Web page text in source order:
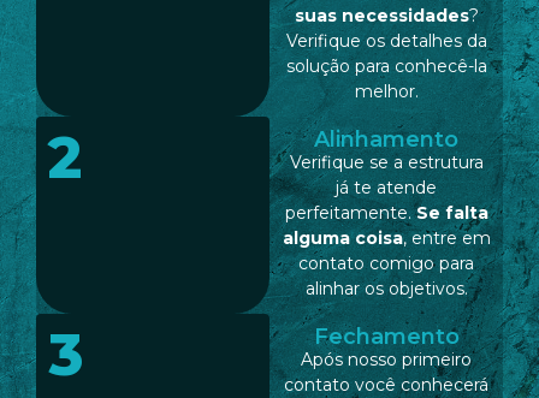
suas necessidades?
Verifique os detalhes da
solução para conhecê-la
melhor.
2 Alinhamento
Verifique se a estrutura
já te atende
perfeitamente.Se falta
alguma coisa, entre em
contato comigo para
alinhar os objetivos.
3 Fechamento
Após nosso primeiro
contato você conhecerá